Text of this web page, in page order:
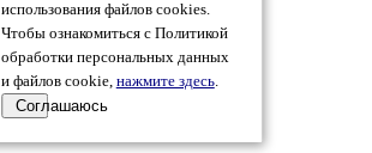
использования файлов cookies.
Чтобы ознакомиться с Политикой
обработки персональных данных
и файлов cookie, нажмите здесь.
Соглашаюсь